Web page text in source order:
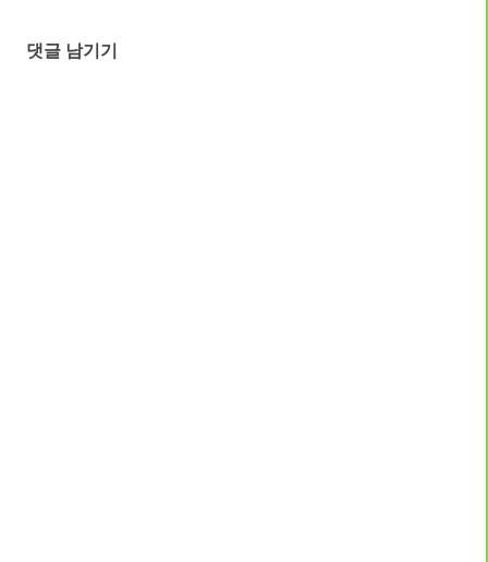
댓글 남기기